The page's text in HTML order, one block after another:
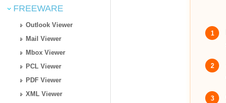
FREEWARE
Outlook Viewer
Mail Viewer
Mbox Viewer
PCL Viewer
PDF Viewer
XML Viewer
1
2
3